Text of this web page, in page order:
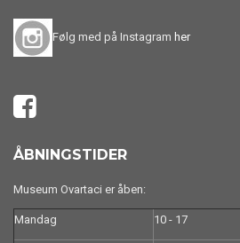
Følg med på Instagram her
ÅBNINGSTIDER
Museum Ovartaci er åben:
Mandag 10 - 17